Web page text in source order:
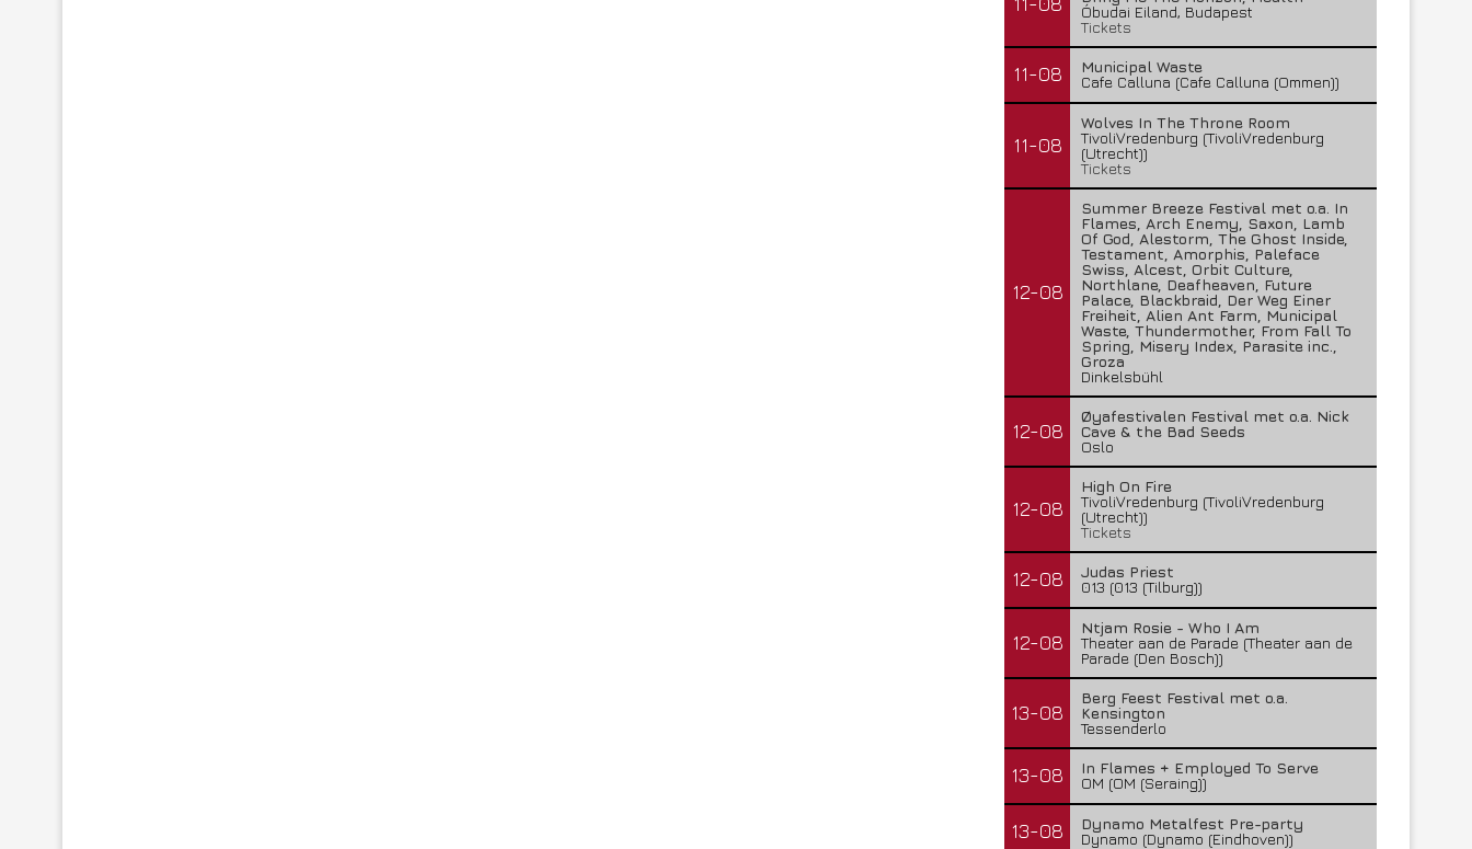
Óbudai Eiland, Budapest
Tickets
11-08
Municipal Waste
Cafe Calluna (Cafe Calluna (Ommen))
11-08
Wolves In The Throne Room
TivoliVredenburg (TivoliVredenburg
(Utrecht))
Tickets
12-08
Summer Breeze Festival met o.a. In
Flames, Arch Enemy, Saxon, Lamb
Of God, Alestorm, The Ghost Inside,
Testament, Amorphis, Paleface
Swiss, Alcest, Orbit Culture,
Northlane, Deafheaven, Future
Palace, Blackbraid, Der Weg Einer
Freiheit, Alien Ant Farm, Municipal
Waste, Thundermother, From Fall To
Spring, Misery Index, Parasite inc.,
Groza
Dinkelsbühl
12-08
Øyafestivalen Festival met o.a. Nick
Cave & the Bad Seeds
Oslo
12-08
High On Fire
TivoliVredenburg (TivoliVredenburg
(Utrecht))
Tickets
12-08
Judas Priest
013 (013 (Tilburg))
12-08
Ntjam Rosie - Who I Am
Theater aan de Parade (Theater aan de
Parade (Den Bosch))
13-08
Berg Feest Festival met o.a.
Kensington
Tessenderlo
13-08
In Flames + Employed To Serve
OM (OM (Seraing))
13-08
Dynamo Metalfest Pre-party
Dynamo (Dynamo (Eindhoven))